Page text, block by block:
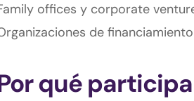
offices y corporate
de
qué